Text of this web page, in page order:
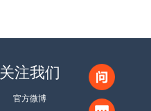
关注我们
官方微博